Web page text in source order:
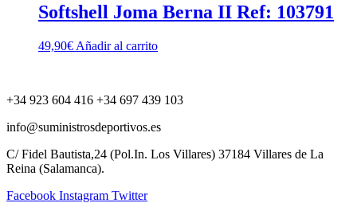
Softshell Joma Berna II Ref: 103791
49,90€ Añadir al carrito
+34 923 604 416 +34 697 439 103
info@suministrosdeportivos.es
C/ Fidel Bautista,24 (Pol.In. Los Villares) 37184 Villares de La
Reina (Salamanca).
Facebook Instagram Twitter